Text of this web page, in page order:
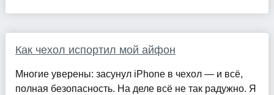
Как чехол испортил мой айфон
Многие уверены: засунул iPhone в чехол — и всё,
полная безопасность. На деле всё не так радужно. Я